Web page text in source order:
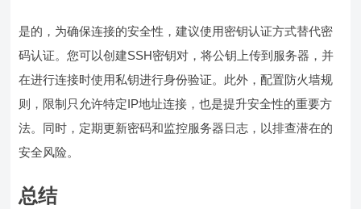
是的，为确保连接的安全性，建议使用密钥认证方式替代密
码认证。您可以创建SSH密钥对，将公钥上传到服务器，并
在进行连接时使用私钥进行身份验证。此外，配置防火墙规
则，限制只允许特定IP地址连接，也是提升安全性的重要方
法。同时，定期更新密码和监控服务器日志，以排查潜在的
安全风险。
总结